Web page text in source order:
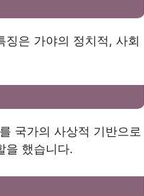
징은 가야의 정치적, 사회
국가의 사상적 기반으로
을 했습니다.